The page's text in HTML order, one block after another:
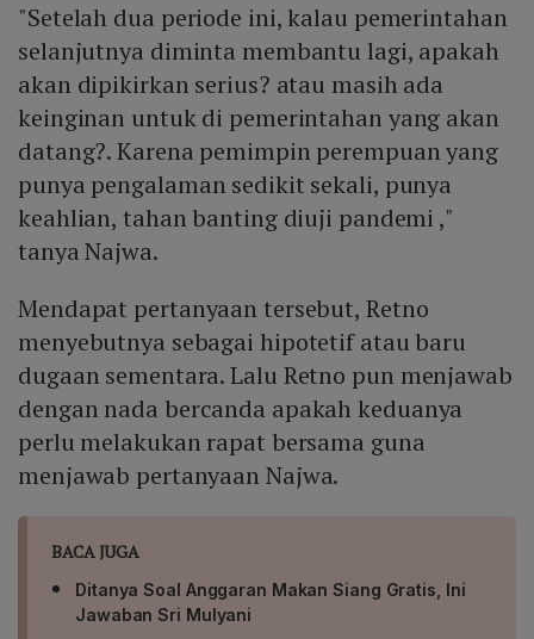
menandakan hubungan kerja yang tetap hangat meski
ada rumor negatif.
"Setelah dua periode ini, kalau pemerintahan
selanjutnya diminta membantu lagi, apakah
akan dipikirkan serius? atau masih ada
keinginan untuk di pemerintahan yang akan
datang?. Karena pemimpin perempuan yang
punya pengalaman sedikit sekali, punya
keahlian, tahan banting diuji pandemi ,"
tanya Najwa.
Mendapat pertanyaan tersebut, Retno
menyebutnya sebagai hipotetif atau baru
dugaan sementara. Lalu Retno pun menjawab
dengan nada bercanda apakah keduanya
perlu melakukan rapat bersama guna
menjawab pertanyaan Najwa.
BACA JUGA
Ditanya Soal Anggaran Makan Siang Gratis, Ini
Jawaban Sri Mulyani